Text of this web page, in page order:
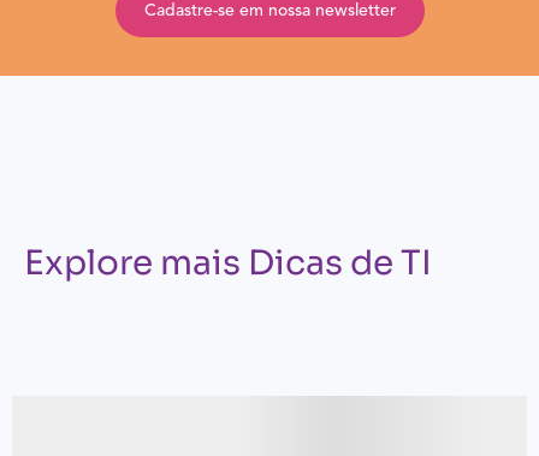
Cadastre-se em nossa newsletter
Explore mais Dicas de TI